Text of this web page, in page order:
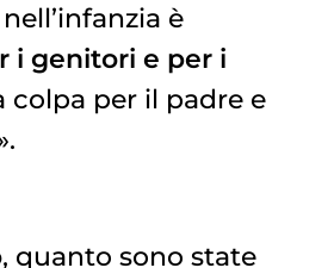
è
i genitori e per i
colpa per il padre e
, quanto sono state